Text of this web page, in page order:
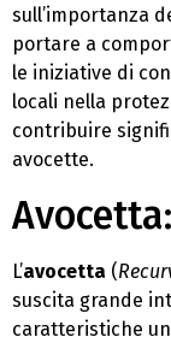
sull’importanza
portare a
le iniziative di
locali nella
contribuire
avocette.
L’avocetta (
suscita grande
caratteristiche